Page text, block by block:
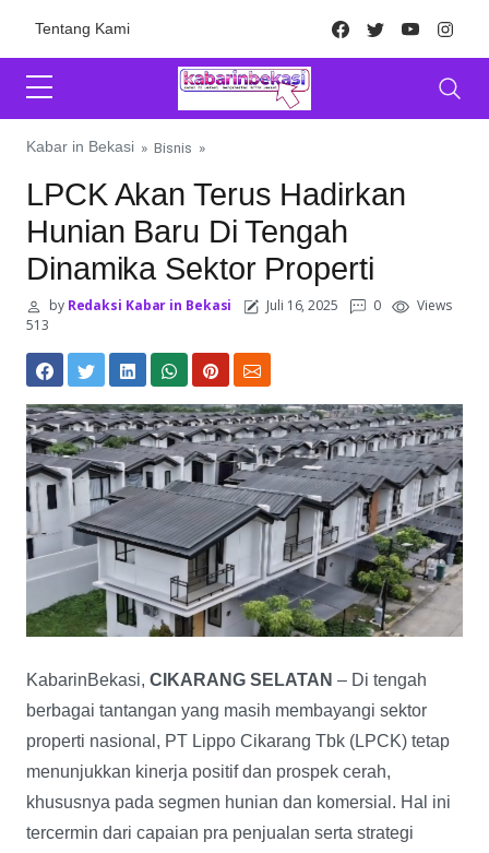
Tentang Kami Facebook
TwitterYoutube
Kabar in Bekasi » Bisnis »
LPCK Akan Terus Hadirkan
Hunian Baru Di Tengah
Dinamika Sektor Properti
byRedaksi Kabar in Bekasi Juli 16, 2025 0
Views
513
KabarinBekasi, CIKARANG SELATAN – Di tengah
berbagai tantangan yang masih membayangi sektor
properti nasional, PT Lippo Cikarang Tbk (LPCK) tetap
menunjukkan kinerja positif dan prospek cerah,
khususnya pada segmen hunian dan komersial. Hal ini
tercermin dari capaian pra penjualan serta strategi